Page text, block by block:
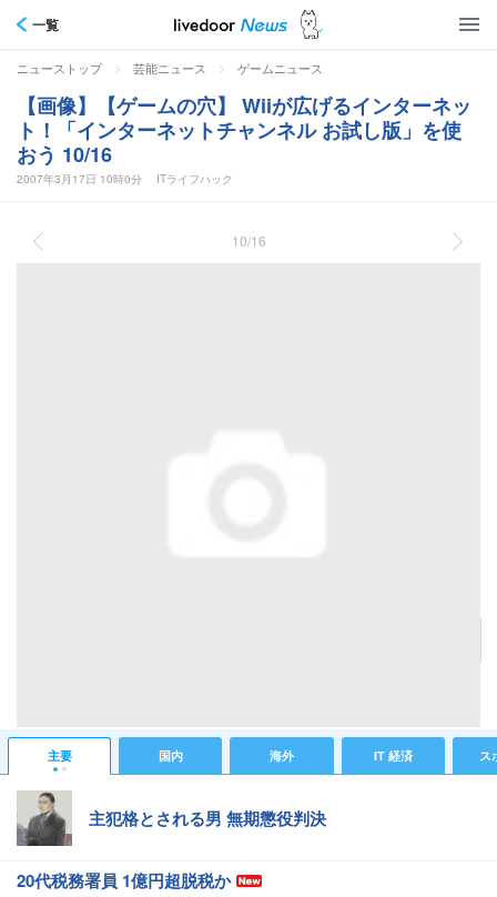
一覧
ニューストップ > 芸能ニュース > ゲームニュース
【画像】【ゲームの穴】 Wiiが広げるインターネッ
ト！「インターネットチャンネル お試し版」を使
おう 10/16
2007年3月17日 10時0分 ITライフハック
10/16
主要 国内 海外 IT 経済 ス
主犯格とされる男 無期懲役判決
20代税務署員 1億円超脱税か